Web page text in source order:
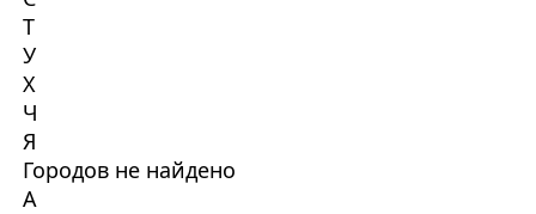
Т
У
Х
Ч
Я
Городов не найдено
А